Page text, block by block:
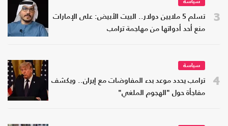
3
سياسة
تسلم 5 ملايين دولار.. البيت الأبيض: على الإمارات
منع أحد أدواتها من مهاجمة ترامب
4
سياسة
ترامب يحدد موعد بدء المفاوضات مع إيران.. ويكشف
مفاجأة حول "الهجوم الملغي"